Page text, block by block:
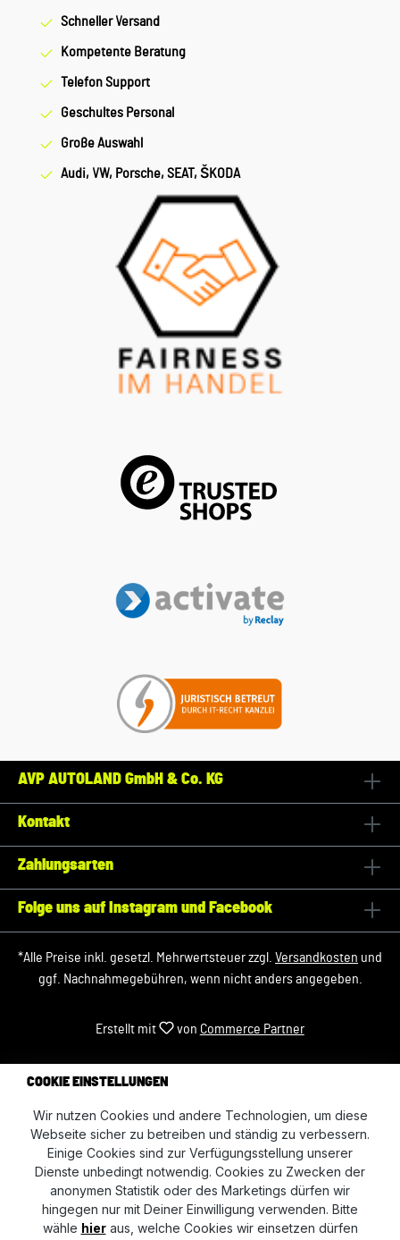
Schneller Versand
Kompetente Beratung
Telefon Support
Geschultes Personal
Große Auswahl
Audi, VW, Porsche, SEAT, ŠKODA
AVP AUTOLAND GmbH & Co. KG
Kontakt
Zahlungsarten
Folge uns auf Instagram und Facebook
*Alle Preise inkl. gesetzl. Mehrwertsteuer zzgl. Versandkosten und
ggf. Nachnahmegebühren, wenn nicht anders angegeben.
Erstellt mit von Commerce Partner
COOKIE EINSTELLUNGEN
Wir nutzen Cookies und andere Technologien, um diese
Webseite sicher zu betreiben und ständig zu verbessern.
Einige Cookies sind zur Verfügungsstellung unserer
Dienste unbedingt notwendig. Cookies zu Zwecken der
anonymen Statistik oder des Marketings dürfen wir
hingegen nur mit Deiner Einwilligung verwenden. Bitte
wähle hieraus, welche Cookies wir einsetzen dürfen